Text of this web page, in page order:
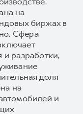
на
биржах в
Сфера
и разработки,
доля
на
и